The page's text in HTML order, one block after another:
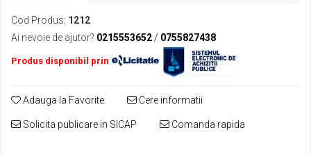
Amortizor
Arcuri
■ Ulei motor PETRONAS
Cod Produs: 1212
Ai nevoie de ajutor? 0215553652 / 0755827438
Produs disponibil prin
Adauga la Favorite Cere informatii
Solicita publicare in SICAP Comanda rapida